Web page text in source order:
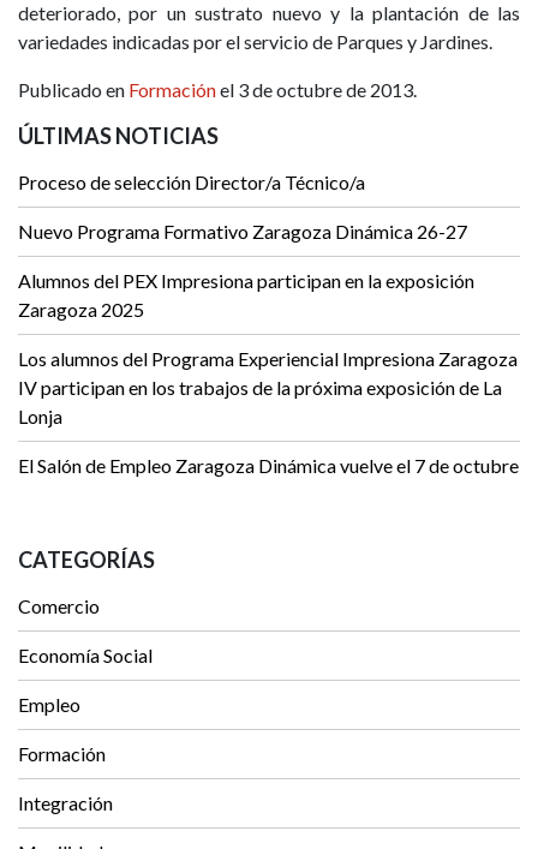
deteriorado, por un sustrato nuevo y la plantación de las
variedades indicadas por el servicio de Parques y Jardines.
Publicado en Formaciónel 3 de octubre de 2013.
ÚLTIMAS NOTICIAS
Proceso de selección Director/a Técnico/a
Nuevo Programa Formativo Zaragoza Dinámica 26-27
Alumnos del PEX Impresiona participan en la exposición
Zaragoza 2025
Los alumnos del Programa Experiencial Impresiona Zaragoza
IV participan en los trabajos de la próxima exposición de La
Lonja
El Salón de Empleo Zaragoza Dinámica vuelve el 7 de octubre
CATEGORÍAS
Comercio
Economía Social
Empleo
Formación
Integración